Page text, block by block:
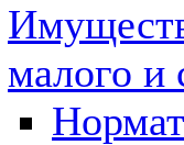
малого и